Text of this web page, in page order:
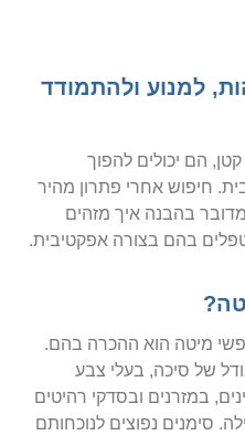
למנוע ולהתמודד
הם יכולים להפוך
חיפוש אחרי פתרון מהיר
בהבנה איך מזהים
בהם בצורה אפקטיבית.
מיטה הוא ההכרה בהם.
של סיכה, בעלי צבע
במזרנים ובסדקי רהיטים
סימנים נפוצים לנוכחותם